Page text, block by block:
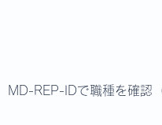
MD-REP-IDで職種を確認